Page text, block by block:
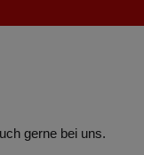
gerne bei uns.